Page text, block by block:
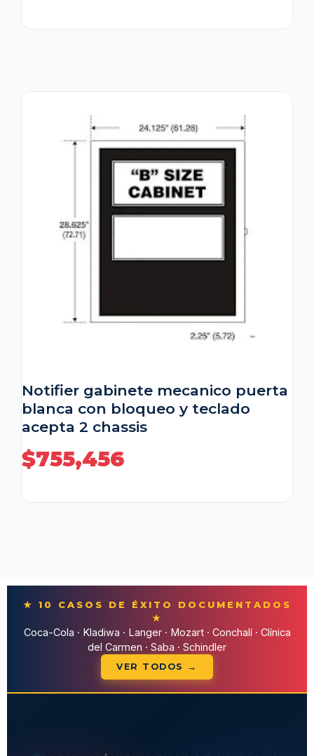
Notifier gabinete mecanico puerta
blanca con bloqueo y teclado
acepta 2 chassis
$755,456
★ 10 CASOS DE ÉXITO DOCUMENTADOS
★
Coca-Cola · Kladiwa · Langer · Mozart · Conchalí · Clínica
del Carmen · Saba · Schindler
VER TODOS →